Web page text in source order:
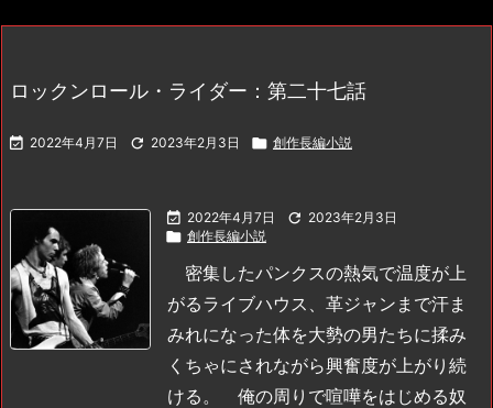

ロックンロール・ライダー：第二十七話
 2022年4月7日  2023年2月3日  創作長編小説
 2022年4月7日  2023年2月3日
 創作長編小説
密集したパンクスの熱気で温度が上
がるライブハウス、革ジャンまで汗ま
みれになった体を大勢の男たちに揉み
くちゃにされながら興奮度が上がり続
ける。
俺の周りで喧嘩をはじめる奴